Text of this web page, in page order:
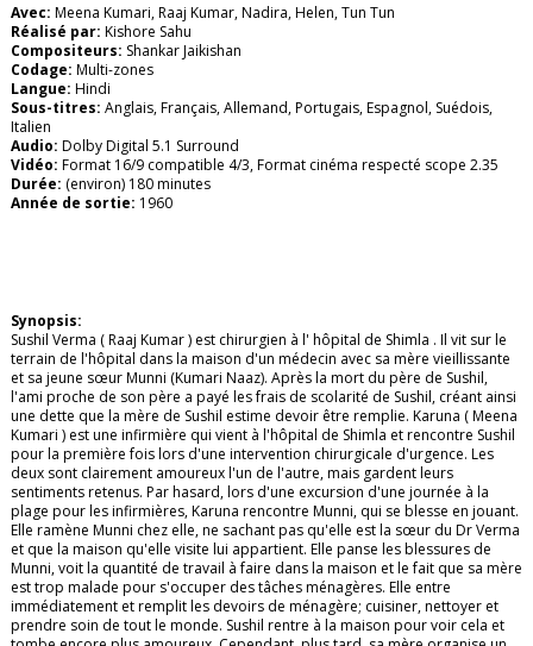
Avec: Meena Kumari, Raaj Kumar, Nadira, Helen, Tun Tun
Réalisé par: Kishore Sahu
Compositeurs: Shankar Jaikishan
Codage: Multi-zones
Langue: Hindi
Sous-titres: Anglais, Français, Allemand, Portugais, Espagnol, Suédois,
Italien
Audio: Dolby Digital 5.1 Surround
Vidéo: Format 16/9 compatible 4/3, Format cinéma respecté scope 2.35
Durée: (environ) 180 minutes
Année de sortie: 1960
Synopsis:
Sushil Verma ( Raaj Kumar ) est chirurgien à l' hôpital de Shimla . Il vit sur le
terrain de l'hôpital dans la maison d'un médecin avec sa mère vieillissante
et sa jeune sœur Munni (Kumari Naaz). Après la mort du père de Sushil,
l'ami proche de son père a payé les frais de scolarité de Sushil, créant ainsi
une dette que la mère de Sushil estime devoir être remplie. Karuna ( Meena
Kumari ) est une infirmière qui vient à l'hôpital de Shimla et rencontre Sushil
pour la première fois lors d'une intervention chirurgicale d'urgence. Les
deux sont clairement amoureux l'un de l'autre, mais gardent leurs
sentiments retenus. Par hasard, lors d'une excursion d'une journée à la
plage pour les infirmières, Karuna rencontre Munni, qui se blesse en jouant.
Elle ramène Munni chez elle, ne sachant pas qu'elle est la sœur du Dr Verma
et que la maison qu'elle visite lui appartient. Elle panse les blessures de
Munni, voit la quantité de travail à faire dans la maison et le fait que sa mère
est trop malade pour s'occuper des tâches ménagères. Elle entre
immédiatement et remplit les devoirs de ménagère; cuisiner, nettoyer et
prendre soin de tout le monde. Sushil rentre à la maison pour voir cela et